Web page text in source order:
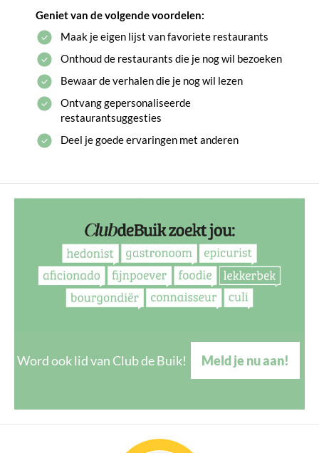
Geniet van de volgende voordelen:
Maak je eigen lijst van favoriete restaurants
Onthoud de restaurants die je nog wil bezoeken
Bewaar de verhalen die je nog wil lezen
Ontvang gepersonaliseerde
restaurantsuggesties
Deel je goede ervaringen met anderen
Word ook lid van Club de Buik! Meld je nu aan!